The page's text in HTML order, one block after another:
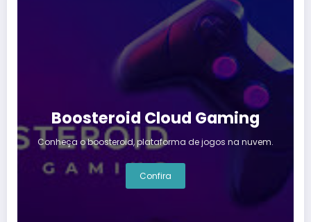
Boosteroid Cloud Gaming
Conheça o boosteroid, plataforma de jogos na nuvem.
Confira